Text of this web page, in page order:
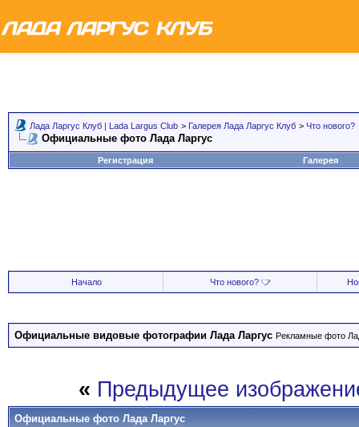
Лада Ларгус Клуб | Lada Largus Club > Галерея Лада Ларгус Клуб > Что нового?
Официальные фото Лада Ларгус
Регистрация Галерея
Начало Что нового?
Официальные видовые фотографии Лада Ларгус Рекламные фото
« Предыдущее
Официальные фото Лада Ларгус